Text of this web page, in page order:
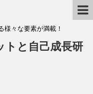
様々な要素が満載！
トと自己成長研